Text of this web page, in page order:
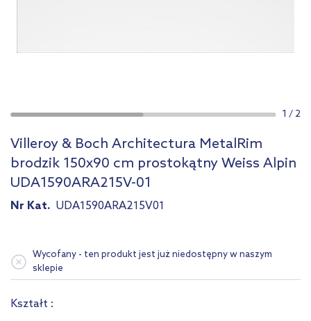
1 /2
Villeroy & Boch Architectura MetalRim
brodzik 150x90 cm prostokątny Weiss Alpin
UDA1590ARA215V-01
Nr Kat. UDA1590ARA215V01
Wycofany - ten produkt jest już niedostępny w naszym
sklepie
Kształt :